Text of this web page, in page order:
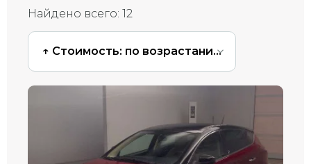
Найдено всего: 12
↑ Стоимость: по возрастанию